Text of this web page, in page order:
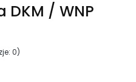
/ WNP
0)